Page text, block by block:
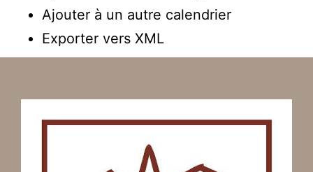
Ajouter à un autre calendrier
Exporter vers XML